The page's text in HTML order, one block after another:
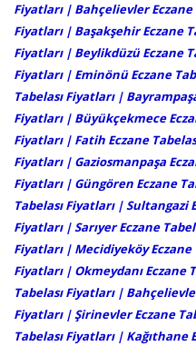
Fiyatları| Bahçelievler Eczane
Fiyatları| Başakşehir Eczane
Fiyatları| Beylikdüzü Eczane
Fiyatları| Eminönü Eczane
Tabelası Fiyatları |
Fiyatları| Büyükçekmece
Fiyatları | Fatih Eczane
Fiyatları| Gaziosmanpaşa
Fiyatları| Güngören Eczane
Tabelası Fiyatları|Sultangazi
Fiyatları|Sarıyer Eczane
Fiyatları| Mecidiyeköy Eczane
Fiyatları| Okmeydanı Eczane
Tabelası Fiyatları|
Fiyatları|Şirinevler Eczane
Tabelası Fiyatları | Kağıthane